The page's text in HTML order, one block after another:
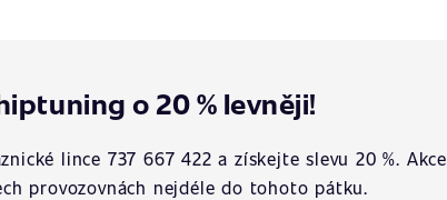
o 20 % levněji!
lince 737 667 422 a získejte slevu 20 %. Akce
provozovnách nejdéle do tohoto pátku.